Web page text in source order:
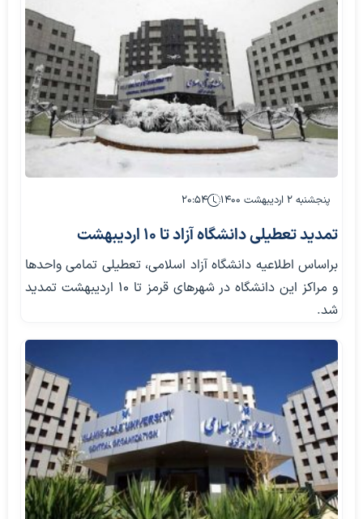
پنجشنبه ۲ اردیبهشت ۱۴۰۰ ۲۰:۵۴
تمدید تعطیلی دانشگاه آزاد تا 10 اردیبهشت
براساس اطلاعیه دانشگاه آزاد اسلامی، تعطیلی تمامی واحدها
و مراکز این دانشگاه در شهرهای قرمز تا ۱۰ اردیبهشت تمدید
شد.